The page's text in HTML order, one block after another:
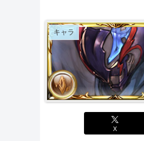
キャラ
X